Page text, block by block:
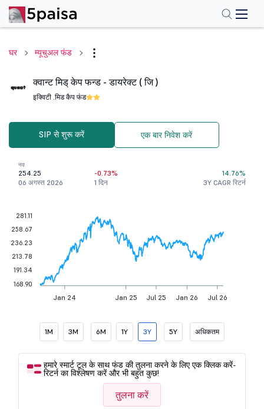
घर म्यूचुअल फंड
क्वान्ट मिड् केप फन्ड - डायरेक्ट ( जि )
इक्विटी .मिड कैप फंड
SIP से शुरू करें एक बार निवेश करें
नव
254.25
06 अगस्त 2026
-0.73%
1 दिन
14.76%
3Y CAGR रिटर्न
Jan 24 Jan 25 Jul 25 Jan 26 Jul 26
281.11
258.67
236.23
213.78
191.34
168.90
1M 3M 6M 1Y 3Y 5Y अधिकतम
हमारे स्मार्ट टूल के साथ फंड की तुलना करने के लिए एक क्लिक करें-
रिटर्न का विश्लेषण करें और भी बहुत कुछ!
तुलना करें